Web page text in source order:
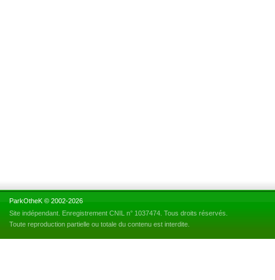
ParkOtheK © 2002-2026
Site indépendant. Enregistrement CNIL n° 1037474. Tous droits réservés.
Toute reproduction partielle ou totale du contenu est interdite.